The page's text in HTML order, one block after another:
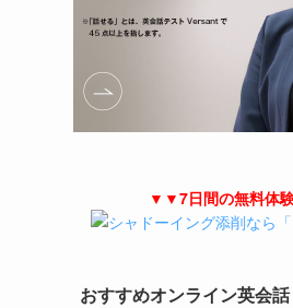
▼▼7日間の無料体
おすすめオンライン英会話